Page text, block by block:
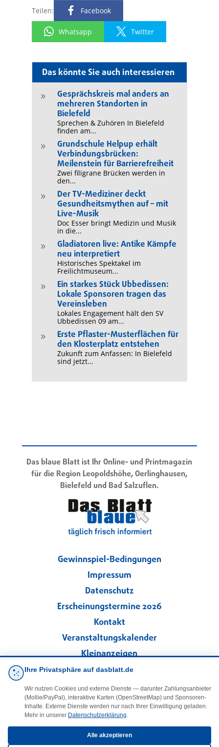
Das könnte Sie auch interessieren
9
Gesprächskreis mal anders an
mehreren Standorten in
Bielefeld
Sprechen & Zuhören In Bielefeld
finden am...
9
Grundschule Helpup erhält
Verbindungsbrücken:
Meilenstein für Barrierefreiheit
Zwei filigrane Brücken werden in
den...
9
Der TV-Mediziner deckt
Gesundheitsmythen auf – mit
Live-Musik
Doc Esser bringt Medizin und Musik
in die...
9
Gladiatoren live: Antike Kämpfe
neu interpretiert
Historisches Spektakel im
Freilichtmuseum...
9
Ein starkes Stück Ubbedissen:
Lokale Sponsoren tragen das
Vereinsleben
Lokales Engagement hält den SV
Ubbedissen 09 am...
9
Erste Pflaster-Musterflächen für
den Klosterplatz entstehen
Zukunft zum Anfassen: In Bielefeld
sind jetzt...
Teilen: Facebook
Whatsapp Twitter
Das blaue Blatt ist Ihr Online- und Printmagazin
für die Region Leopoldshöhe, Oerlinghausen,
Bielefeld und Bad Salzuflen.
Gewinnspiel-Bedingungen
Impressum
Datenschutz
Erscheinungstermine 2026
Kontakt
Veranstaltungskalender
Kleinanzeigen
Folgen Sie uns!
facebook
Ihre Privatsphäre auf dasblatt.de
Wir nutzen Cookies und externe Dienste — darunter Zahlungsanbieter
(Mollie/PayPal), interaktive Karten (OpenStreetMap) und Sponsoren-
Inhalte. Externe Dienste werden nur nach Ihrer Einwilligung geladen.
Mehr in unserer Datenschutzerklärung.
Alle akzeptieren